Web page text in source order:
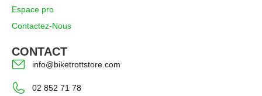
Espace pro
Contactez-Nous
CONTACT
info@biketrottstore.com
02 852 71 78